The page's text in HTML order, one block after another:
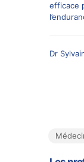
efficace
Dr